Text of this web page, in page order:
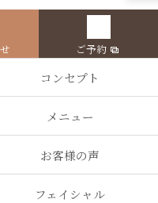
ご予約
コンセプト
メニュー
お客様の声
フェイシャル